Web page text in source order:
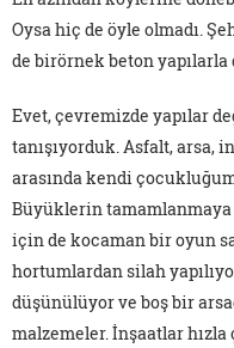
Oysa hiç de öyle olmadı.
de birörnek beton
Evet, çevremizde yapılar
tanışıyorduk. Asfalt, arsa,
arasında kendi
Büyüklerin
için de kocaman bir oyun
hortumlardan silah
düşünülüyor ve boş bir
malzemeler. İnşaatlar